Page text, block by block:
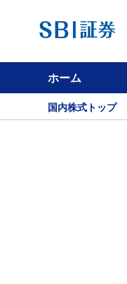
ホーム
国内株式トップ